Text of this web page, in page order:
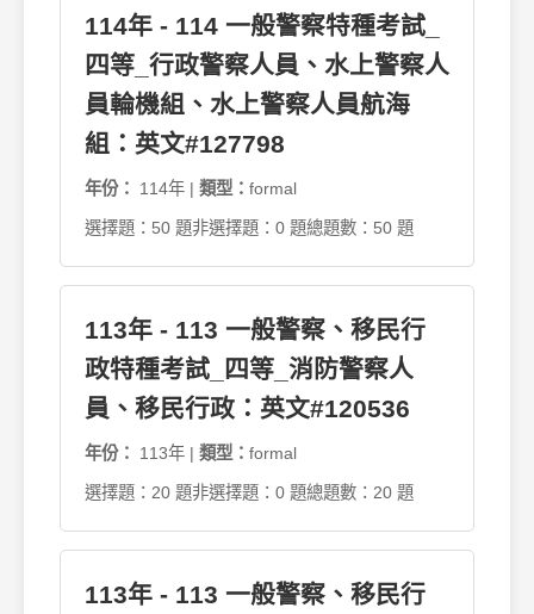
114年 - 114 一般警察特種考試_
四等_行政警察人員、水上警察人
員輪機組、水上警察人員航海
組：英文#127798
年份： 114年 | 類型： formal
選擇題：50 題非選擇題：0 題總題數：50 題
113年 - 113 一般警察、移民行
政特種考試_四等_消防警察人
員、移民行政：英文#120536
年份： 113年 | 類型： formal
選擇題：20 題非選擇題：0 題總題數：20 題
113年 - 113 一般警察、移民行